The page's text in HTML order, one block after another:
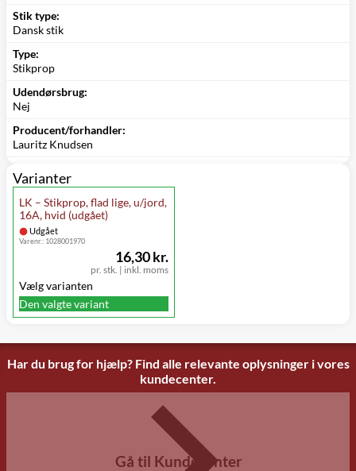
Stik type:
Dansk stik
Type:
Stikprop
Udendørsbrug:
Nej
Producent/forhandler:
Lauritz Knudsen
Varianter
LK – Stikprop, flad lige, u/jord,
16A, hvid (udgået)
Udgået
Varenr.: 1028001970
pr. stk. | inkl. moms
16,30 kr.
Vælg varianten
Den valgte variant
Har du brug for hjælp? Find alle relevante oplysninger i vores
kundecenter.
Gå til Kundecenter